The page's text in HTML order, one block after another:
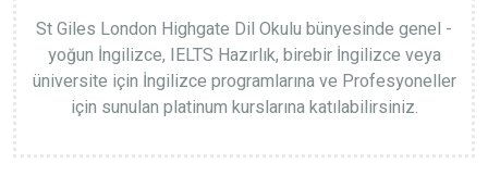
St Giles London Highgate Dil Okulu bünyesinde genel -
yoğun İngilizce, IELTS Hazırlık, birebir İngilizce veya
üniversite için İngilizce programlarına ve Profesyoneller
için sunulan platinum kurslarına katılabilirsiniz.